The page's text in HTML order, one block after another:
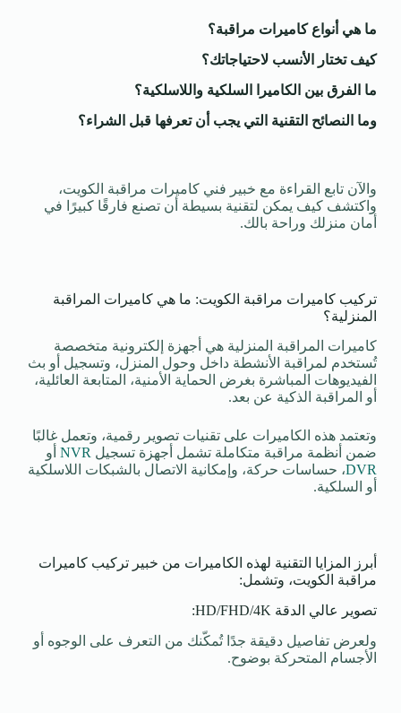
ما هي أنواع كاميرات مراقبة؟
كيف تختار الأنسب لاحتياجاتك؟
ما الفرق بين الكاميرا السلكية واللاسلكية؟
وما النصائح التقنية التي يجب أن تعرفها قبل الشراء؟
والآن تابع القراءة مع خبير فني كاميرات مراقبة الكويت،
واكتشف كيف يمكن لتقنية بسيطة أن تصنع فارقًا كبيرًا في
أمان منزلك وراحة بالك.
تركيب كاميرات مراقبة الكويت: ما هي كاميرات المراقبة
المنزلية؟
كاميرات المراقبة المنزلية هي أجهزة إلكترونية متخصصة
تُستخدم لمراقبة الأنشطة داخل وحول المنزل، وتسجيل أو بث
الفيديوهات المباشرة بغرض الحماية الأمنية، المتابعة العائلية،
أو المراقبة الذكية عن بعد.
وتعتمد هذه الكاميرات على تقنيات تصوير رقمية، وتعمل غالبًا
ضمن أنظمة مراقبة متكاملة تشمل أجهزة تسجيل NVRأو
DVR، حساسات حركة، وإمكانية الاتصال بالشبكات اللاسلكية
أو السلكية.
أبرز المزايا التقنية لهذه الكاميرات من خبير تركيب كاميرات
مراقبة الكويت، وتشمل:
تصوير عالي الدقة HD/FHD/4K:
ولعرض تفاصيل دقيقة جدًا تُمكّنك من التعرف على الوجوه أو
الأجسام المتحركة بوضوح.